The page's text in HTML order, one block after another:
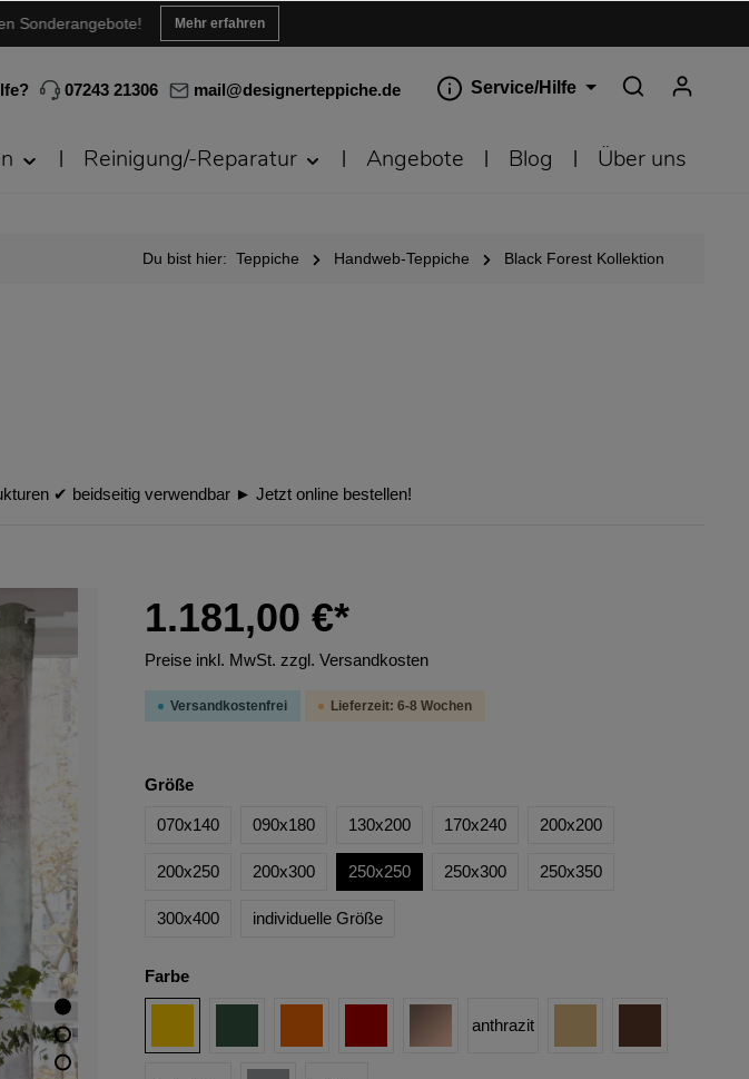
Sonderangebote! Mehr erfahren
07243 21306 mail@designerteppiche.de Service/Hilfe
Reinigung/-Reparatur Angebote Blog Über uns
Du bist hier: Teppiche Handweb-Teppiche Black Forest Kollektion
✔︎ beidseitig verwendbar ► Jetzt online bestellen!
1.181,00 €*
Preise inkl. MwSt. zzgl. Versandkosten
Versandkostenfrei Lieferzeit: 6-8 Wochen
Größe
070x140 090x180 130x200 170x240 200x200
200x250 200x300 250x250 250x300 250x350
300x400 individuelle Größe
Farbe
anthrazit